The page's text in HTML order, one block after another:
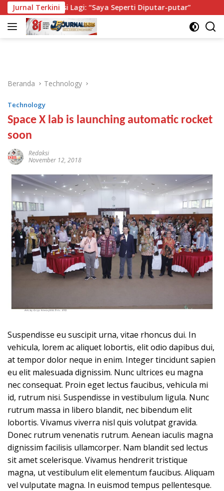
Langsung
ke
konten
Jurnal Terkini
Lagi: “Saya Seperti Diputar-putar” Isi Buku
Beranda Technology
Technology
Space X lab is launching automatic rocket
soon
Redaksi
November 12, 2018
Suspendisse eu suscipit urna, vitae rhoncus dui. In
vehicula, lorem ac aliquet lobortis, elit odio dapibus dui,
at tempor dolor neque in enim. Integer tincidunt sapien
eu elit malesuada dignissim. Nunc ultrices eu magna
nec consequat. Proin eget lectus faucibus, vehicula mi
id, rutrum nisi. Suspendisse in vestibulum ligula. Nunc
rutrum massa in libero blandit, nec bibendum elit
lobortis. Vivamus viverra nisl quis volutpat gravida.
Donec rutrum venenatis rutrum. Aenean iaculis magna
dignissim facilisis ullamcorper. Nam blandit sed lectus
sit amet scelerisque. Vivamus hendrerit tristique
magna, ut vestibulum elit elementum faucibus. Aliquam
vel vulputate magna. In euismod tempus pellentesque.